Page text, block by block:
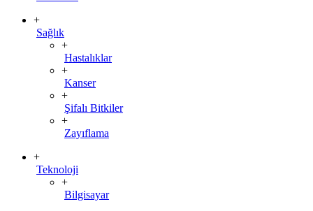
+
Sağlık
+
Hastalıklar
+
Kanser
+
Şifalı Bitkiler
+
Zayıflama
+
Teknoloji
+
Bilgisayar